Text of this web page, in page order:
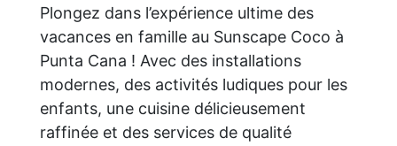
Plongez dans l’expérience ultime des
vacances en famille au Sunscape Coco à
Punta Cana ! Avec des installations
modernes, des activités ludiques pour les
enfants, une cuisine délicieusement
raffinée et des services de qualité